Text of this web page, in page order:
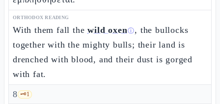
ORTHODOX READING
With them fall thewild oxenⓘ, the bullocks
together with the mighty bulls; their land is
drenched with blood, and their dust is gorged
with fat.
8 🗝️1